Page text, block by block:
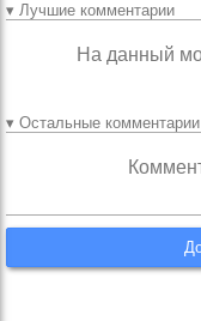
▾ Лучшие комментарии
На данный
▾ Остальные комментарии